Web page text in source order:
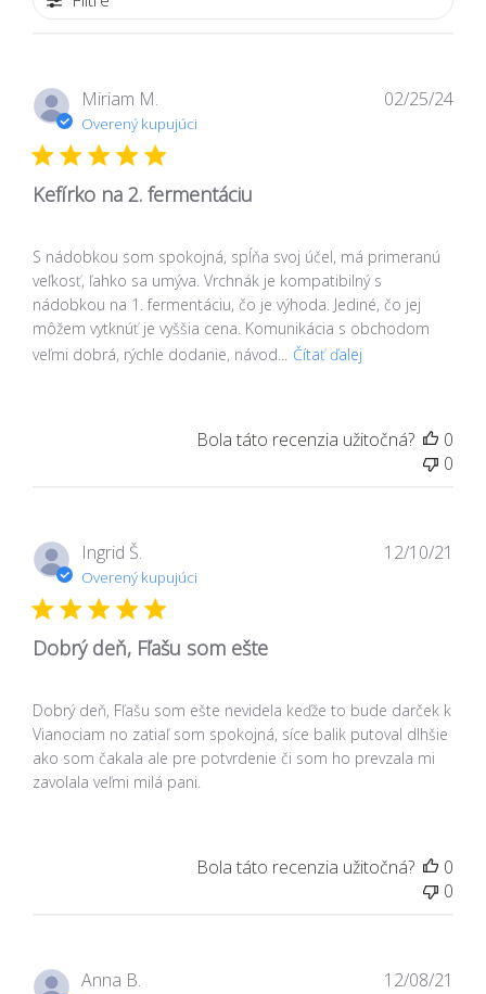
Miriam M.
Overený kupujúci
Kefírko na 2. fermentáciu
S nádobkou som spokojná, spĺňa svoj účel, má primeranú
veľkosť, ľahko sa umýva. Vrchnák je kompatibilný s
nádobkou na 1. fermentáciu, čo je výhoda. Jediné, čo jej
môžem vytknúť je vyššia cena. Komunikácia s obchodom
veľmi dobrá, rýchle dodanie, návod...
Čítať ďalej
02/25/24
Bola táto recenzia užitočná?
0
0
Ingrid Š.
Overený kupujúci
Dobrý deň, Fľašu som ešte
Dobrý deň, Fľašu som ešte nevidela keďže to bude darček k
Vianociam no zatiaľ som spokojná, síce balik putoval dlhšie
ako som čakala ale pre potvrdenie či som ho prevzala mi
zavolala veľmi milá pani.
12/10/21
Bola táto recenzia užitočná?
0
0
Anna B. 12/08/21